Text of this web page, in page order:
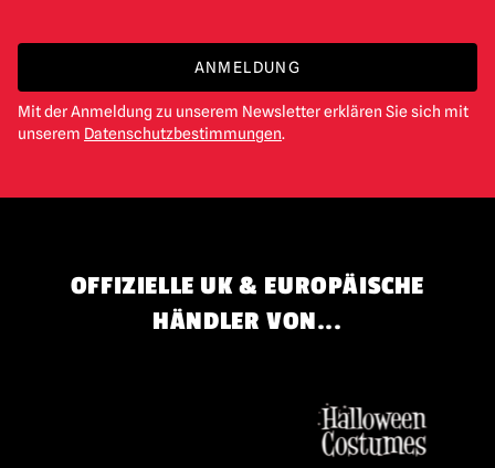
ANMELDUNG
Mit der Anmeldung zu unserem Newsletter erklären Sie sich mit
unserem Datenschutzbestimmungen.
OFFIZIELLE UK & EUROPÄISCHE
HÄNDLER VON...